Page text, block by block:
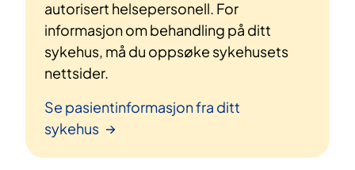
autorisert helsepersonell. For
informasjon om behandling på ditt
sykehus, må du oppsøke sykehusets
nettsider.
Se pasientinformasjon fra ditt
sykehus